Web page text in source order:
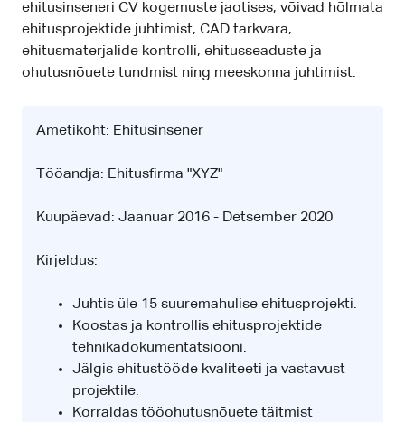
ehitusinseneri CV kogemuste jaotises, võivad hõlmata
ehitusprojektide juhtimist, CAD tarkvara,
ehitusmaterjalide kontrolli, ehitusseaduste ja
ohutusnõuete tundmist ning meeskonna juhtimist.
Ametikoht: Ehitusinsener
Tööandja: Ehitusfirma "XYZ"
Kuupäevad: Jaanuar 2016 - Detsember 2020
Kirjeldus:
Juhtis üle 15 suuremahulise ehitusprojekti.
Koostas ja kontrollis ehitusprojektide
tehnikadokumentatsiooni.
Jälgis ehitustööde kvaliteeti ja vastavust
projektile.
Korraldas tööohutusnõuete täitmist